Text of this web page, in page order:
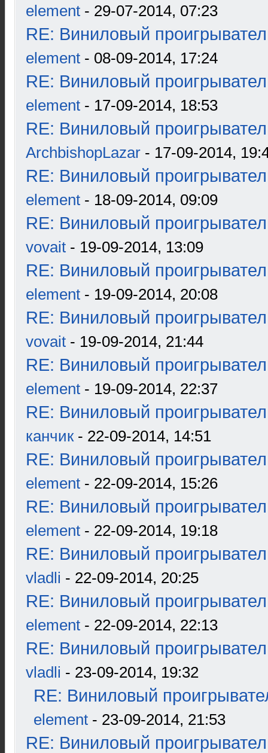
element - 29-07-2014, 07:23
RE: Виниловый
element - 08-09-2014, 17:24
RE: Виниловый
element - 17-09-2014, 18:53
RE: Виниловый
ArchbishopLazar - 17-09-2014,
RE: Виниловый
element - 18-09-2014, 09:09
RE: Виниловый
vovait - 19-09-2014, 13:09
RE: Виниловый
element - 19-09-2014, 20:08
RE: Виниловый
vovait - 19-09-2014, 21:44
RE: Виниловый
element - 19-09-2014, 22:37
RE: Виниловый
канчик- 22-09-2014, 14:51
RE: Виниловый
element - 22-09-2014, 15:26
RE: Виниловый
element - 22-09-2014, 19:18
RE: Виниловый
vladli - 22-09-2014, 20:25
RE: Виниловый
element - 22-09-2014, 22:13
RE: Виниловый
vladli - 23-09-2014, 19:32
RE: Виниловый
element - 23-09-2014, 21:53
RE: Виниловый